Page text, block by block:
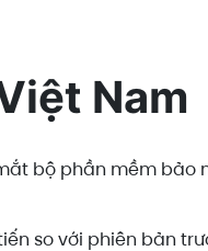
Nam
bộ phần mềm bảo
tiến so với phiên bản